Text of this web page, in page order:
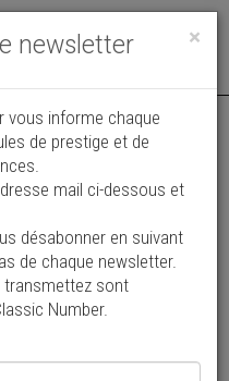
Toggle
vues par
×
newsletter
vous informe chaque
de prestige et de
mail ci-dessous et
désabonner en suivant
de chaque newsletter.
transmettez sont
Number.